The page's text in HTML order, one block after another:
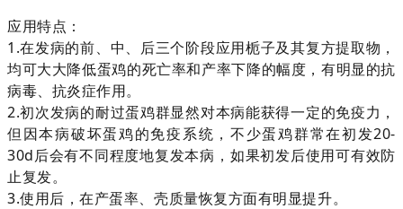
应用特点：
1.在发病的前、中、后三个阶段应用栀子及其复方提取物，
均可大大降低蛋鸡的死亡率和产率下降的幅度，有明显的抗
病毒、抗炎症作用。
2.初次发病的耐过蛋鸡群显然对本病能获得一定的免疫力，
但因本病破坏蛋鸡的免疫系统，不少蛋鸡群常在初发20-
30d后会有不同程度地复发本病，如果初发后使用可有效防
止复发。
3.使用后，在产蛋率、壳质量恢复方面有明显提升。